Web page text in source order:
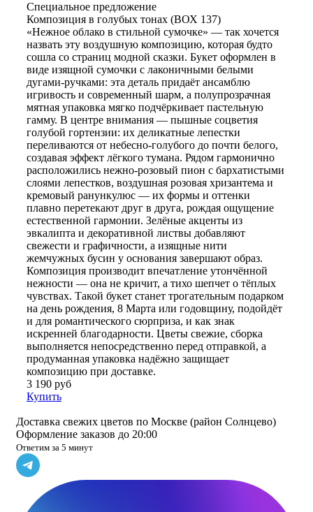
Специальное предложение
Композиция в голубых тонах (ВОХ 137)
«Нежное облако в стильной сумочке» — так хочется
назвать эту воздушную композицию, которая будто
сошла со страниц модной сказки. Букет оформлен в
виде изящной сумочки с лаконичными белыми
дугами‑ручками: эта деталь придаёт ансамблю
игривость и современный шарм, а полупрозрачная
мятная упаковка мягко подчёркивает пастельную
гамму. В центре внимания — пышные соцветия
голубой гортензии: их деликатные лепестки
переливаются от небесно‑голубого до почти белого,
создавая эффект лёгкого тумана. Рядом гармонично
расположились нежно‑розовый пион с бархатистыми
слоями лепестков, воздушная розовая хризантема и
кремовый ранункулюс — их формы и оттенки
плавно перетекают друг в друга, рождая ощущение
естественной гармонии. Зелёные акценты из
эвкалипта и декоративной листвы добавляют
свежести и графичности, а изящные нити
жемчужных бусин у основания завершают образ.
Композиция производит впечатление утончённой
нежности — она не кричит, а тихо шепчет о тёплых
чувствах. Такой букет станет трогательным подарком
на день рождения, 8 Марта или годовщину, подойдёт
и для романтического сюрприза, и как знак
искренней благодарности. Цветы свежие, сборка
выполняется непосредственно перед отправкой, а
продуманная упаковка надёжно защищает
композицию при доставке.
3 190 руб
Купить
Доставка свежих цветов по Москве (район Солнцево)
Оформление заказов до 20:00
Ответим за 5 минут